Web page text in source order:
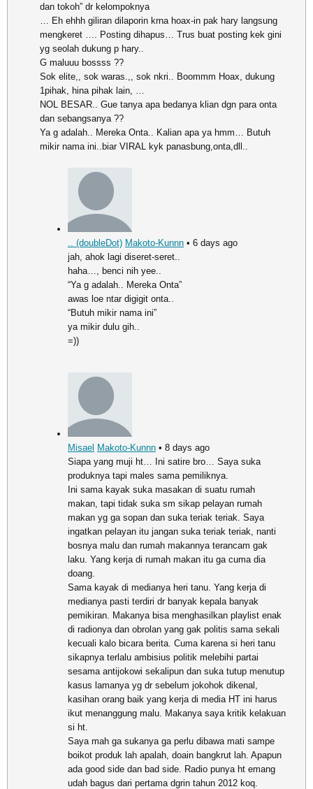
dan tokoh” dr kelompoknya
… Eh ehhh giliran dilaporin krna hoax-in pak hary langsung
mengkeret …. Posting dihapus… Trus buat posting kek gini
yg seolah dukung p hary..
G maluuu bossss ??
Sok elite,, sok waras.,, sok nkri.. Boommm Hoax, dukung
1pihak, hina pihak lain, …
NOL BESAR.. Gue tanya apa bedanya klian dgn para onta
dan sebangsanya ??
Ya g adalah.. Mereka Onta.. Kalian apa ya hmm… Butuh
mikir nama ini..biar VIRAL kyk panasbung,onta,dll..
.. (doubleDot) Makoto-Kunnn • 6 days ago
jah, ahok lagi diseret-seret..
haha…, benci nih yee..
“Ya g adalah.. Mereka Onta”
awas loe ntar digigit onta..
“Butuh mikir nama ini”
ya mikir dulu gih..
=))
Misael Makoto-Kunnn • 8 days ago
Siapa yang muji ht… Ini satire bro… Saya suka
produknya tapi males sama pemiliknya.
Ini sama kayak suka masakan di suatu rumah
makan, tapi tidak suka sm sikap pelayan rumah
makan yg ga sopan dan suka teriak teriak. Saya
ingatkan pelayan itu jangan suka teriak teriak, nanti
bosnya malu dan rumah makannya terancam gak
laku. Yang kerja di rumah makan itu ga cuma dia
doang.
Sama kayak di medianya heri tanu. Yang kerja di
medianya pasti terdiri dr banyak kepala banyak
pemikiran. Makanya bisa menghasilkan playlist enak
di radionya dan obrolan yang gak politis sama sekali
kecuali kalo bicara berita. Cuma karena si heri tanu
sikapnya terlalu ambisius politik melebihi partai
sesama antijokowi sekalipun dan suka tutup menutup
kasus lamanya yg dr sebelum jokohok dikenal,
kasihan orang baik yang kerja di media HT ini harus
ikut menanggung malu. Makanya saya kritik kelakuan
si ht.
Saya mah ga sukanya ga perlu dibawa mati sampe
boikot produk lah apalah, doain bangkrut lah. Apapun
ada good side dan bad side. Radio punya ht emang
udah bagus dari pertama dgrin tahun 2012 koq.